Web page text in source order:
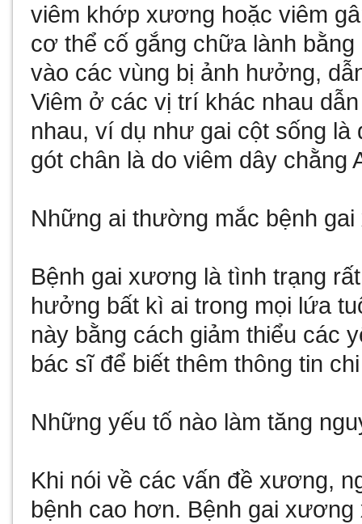
viêm khớp xương hoặc viêm
cơ thể cố gắng chữa lành
vào các vùng bị ảnh hưởng,
Viêm ở các vị trí khác nhau
nhau, ví dụ như gai cột sống
gót chân là do viêm dây chằng
Những ai thường mắc bệnh
Bệnh gai xương là tình trạng
hưởng bất kì ai trong mọi lứa
này bằng cách giảm thiểu các
bác sĩ để biết thêm thông tin
Những yếu tố nào làm tăng
Khi nói về các vấn đề xương,
bệnh cao hơn. Bệnh gai